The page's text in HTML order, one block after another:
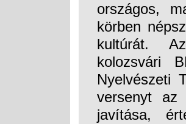
országos,
körben
kultúrát. Az
kolozsvári
Nyelvészeti
versenyt az
javítása,